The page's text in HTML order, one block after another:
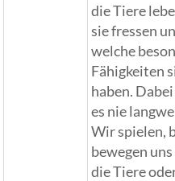
die Tiere
sie fressen
welche
Fähigkeiten
haben.
es nie
Wir spielen,
bewegen
die Tiere